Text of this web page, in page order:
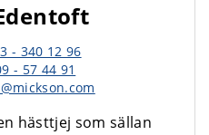
- 340 12 96
- 57 44 91
hästtjej som sällan